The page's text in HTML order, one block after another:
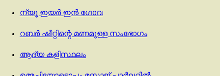
ന്യൂ ഇയർ ഇൻ ഗോവ
റബർ ഷീറ്റിന്റെ മണമുള്ള സംഭോഗം
ആദ്യ കളിസ്ഥലം